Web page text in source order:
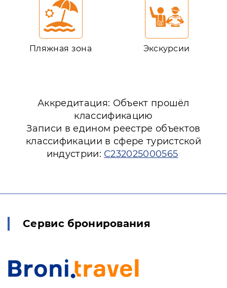
Пляжная зона Экскурсии
Аккредитация: Объект прошёл
классификацию
Записи в едином реестре объектов
классификации в сфере туристской
индустрии: С232025000565
Сервис бронирования